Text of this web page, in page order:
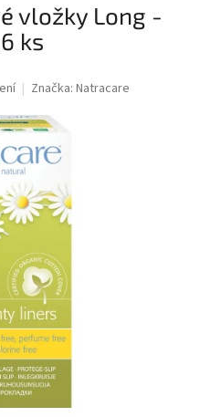
vložky Long -
ks
Značka: Natracare